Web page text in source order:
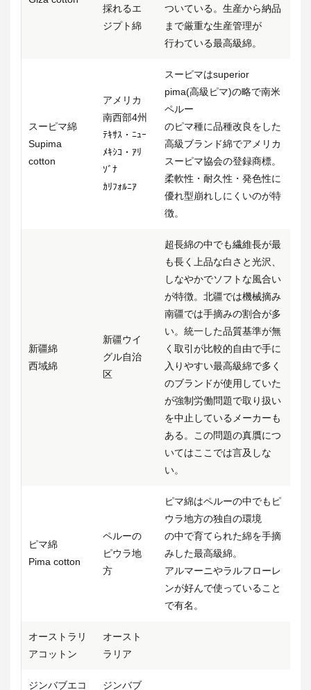
採れるエ
ジプト綿
ついている。生産から納品
まで厳重な生産管理が
行わている最高級綿。
スーピマ綿
Supima
cotton
アメリカ
南西部4州
ﾃｷｻｽ・ﾆｭｰ
ﾒｷｼｺ・ｱﾘ
ｿﾞﾅ
ｶﾘﾌｫﾙﾆｱ
スーピマはsuperior
pima(高級ピマ)の略で南米
ペルー
のピマ種に品種改良をした
高級ブランド綿でアメリカ
スーピマ協会の登録商標。
柔軟性・耐久性・発色性に
優れ型崩れしにくいのが特
徴。
新疆綿
西域綿
新疆ウイ
グル自治
区
超長綿の中でも繊維長が最
も長く上品な白さと光沢、
しなやかでソフトな風合い
が特徴。北疆では機械摘み
南疆では手摘みの割合が多
い。統一した品質基準が無
く取引が比較的自由で手に
入りやすい最高級綿で多く
のブランドが使用していた
が強制労働問題で取り扱い
を中止しているメーカーも
ある。この問題の真贋につ
いてはここでは言及しな
い。
ピマ綿
Pima cotton
ペルーの
ピウラ地
方
ピマ綿はペルーの中でもピ
ウラ地方の独自の環境
の中で育てられた綿を手摘
みした最高級綿。
アルマーニやラルフローレ
ンが好んで使っていること
で有名。
オーストラリ
アコットン
オースト
ラリア
ジンバブエコ ジンバブ